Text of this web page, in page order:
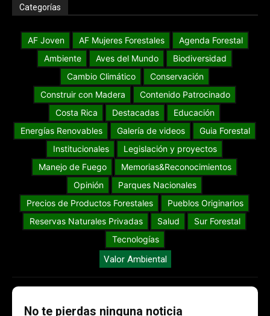
Categorías
AF Joven AF Mujeres Forestales
Agenda Forestal
Ambiente
Aves del Mundo
Biodiversidad
Cambio Climático
Conservación
Construir con Madera
Contenido Patrocinado
Costa Rica
Destacadas
Educación
Energías Renovables
Galería de videos
Guia Forestal
Institucionales
Legislación y proyectos
Manejo de Fuego
Memorias&Reconocimientos
Opinión
Parques Nacionales
Precios de Productos Forestales
Pueblos Originarios
Reservas Naturales Privadas
Salud
Sur Forestal
Tecnologías
Valor Ambiental
No te pierdas ninguna noticia